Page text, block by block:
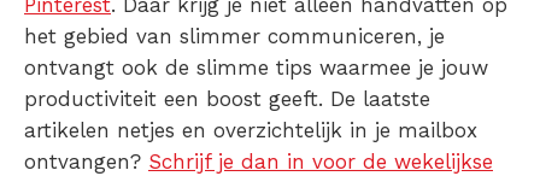
Pinterest. Daar krijg je niet alleen handvatten op
het gebied van slimmer communiceren, je
ontvangt ook de slimme tips waarmee je jouw
productiviteit een boost geeft. De laatste
artikelen netjes en overzichtelijk in je mailbox
ontvangen? Schrijf je dan in voor de wekelijkse